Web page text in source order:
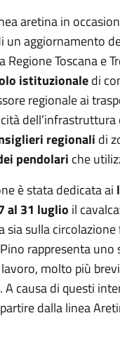
aretina in
aggiornamento
Toscana e
istituzionaledi
regionale ai
regionali di
pendolari che
è stata dedicata ai
al 31 luglio il
sulla
rappresenta
molto più
. A causa di questi
dalla linea